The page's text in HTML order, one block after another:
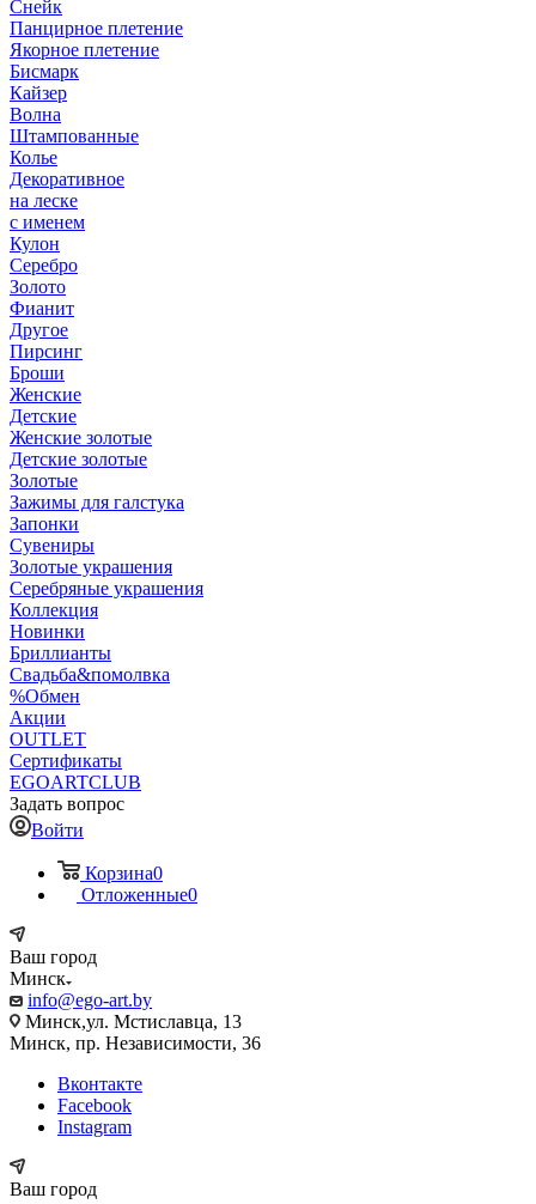
Снейк
Панцирное плетение
Якорное плетение
Бисмарк
Кайзер
Волна
Штампованные
Колье
Декоративное
на леске
с именем
Кулон
Серебро
Золото
Фианит
Другое
Пирсинг
Броши
Женские
Детские
Женские золотые
Детские золотые
Золотые
Зажимы для галстука
Запонки
Сувениры
Золотые украшения
Серебряные украшения
Коллекция
Новинки
Бриллианты
Свадьба&помолвка
%Обмен
Акции
OUTLET
Сертификаты
EGOARTCLUB
Задать вопрос
Войти
Корзина0
Отложенные0
Ваш город
Минск
info@ego-art.by
Минск,ул. Мстиславца, 13
Минск, пр. Независимости, 36
Вконтакте
Facebook
Instagram
Ваш город